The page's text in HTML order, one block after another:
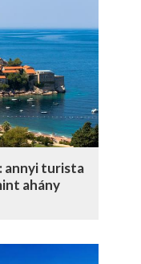
annyi turista
ahány